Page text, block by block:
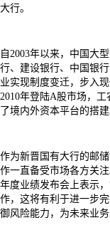
大行。
自2003年以来，中国大
行、建设银行、中国银
业实现制度变迁，步入
2010年登陆A股市场，
了境内外资本平台的搭建
作为新晋国有大行的邮
作一直备受市场各方关
年度业绩发布会上表示
作，这将有利于进一步
御风险能力，为未来业